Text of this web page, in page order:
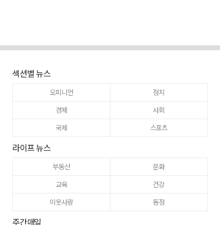
섹션별 뉴스
오피니언
정치
경제
사회
국제
스포츠
라이프 뉴스
부동산
문화
교육
건강
이웃사랑
동정
주간매일